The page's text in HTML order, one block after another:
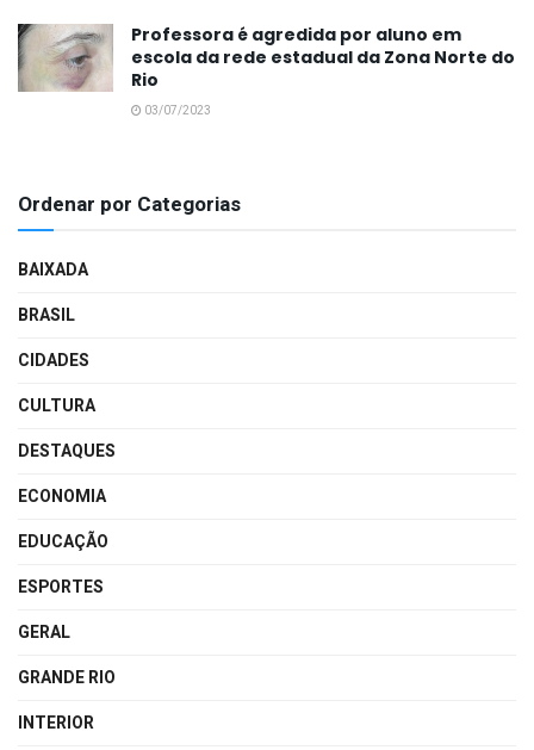
Professora é agredida por aluno em
escola da rede estadual da Zona Norte do
Rio
03/07/2023
Ordenar por Categorias
BAIXADA
BRASIL
CIDADES
CULTURA
DESTAQUES
ECONOMIA
EDUCAÇÃO
ESPORTES
GERAL
GRANDE RIO
INTERIOR